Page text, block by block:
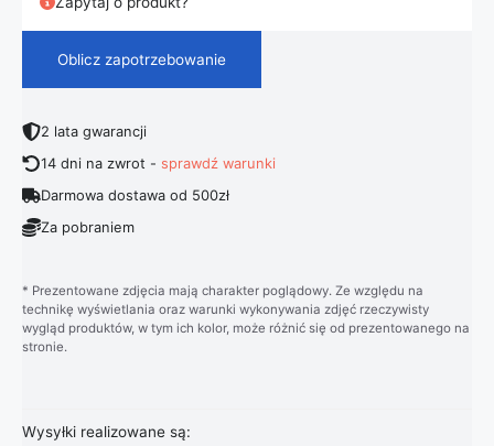
Oblicz zapotrzebowanie
2 lata gwarancji
14 dni na zwrot -sprawdź warunki
Darmowa dostawa od 500zł
Za pobraniem
* Prezentowane zdjęcia mają charakter poglądowy. Ze względu na
technikę wyświetlania oraz warunki wykonywania zdjęć rzeczywisty
wygląd produktów, w tym ich kolor, może różnić się od prezentowanego na
stronie.
Wysyłki realizowane są: